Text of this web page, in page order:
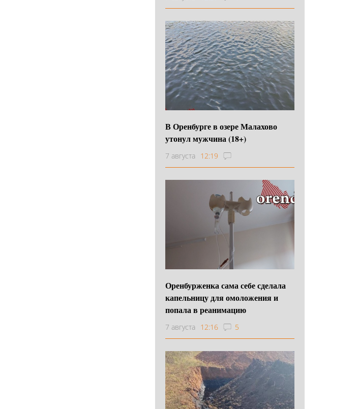
В Оренбурге в озере Малахово
утонул мужчина (18+)
7 августа 12:19
Оренбурженка сама себе сделала
капельницу для омоложения и
попала в реанимацию
7 августа 12:16 5